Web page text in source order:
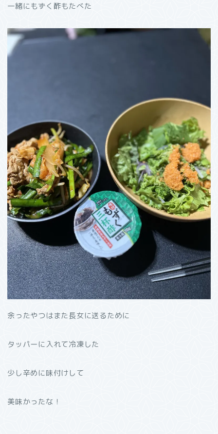
一緒にもずく酢もたべた
余ったやつはまた長女に送るために
タッパーに入れて冷凍した
少し辛めに味付けして
美味かったな！